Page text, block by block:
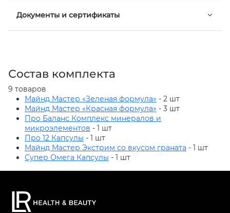
Документы и сертификаты
Состав комплекта
9 товаров
Майнд Мастер «Зеленая формула» - 2 шт
Майнд Мастер «Красная формула» - 3 шт
Про Баланс Комплекс минералов и
микроэлементов - 1 шт
Про 12 Капсулы - 1 шт
Майнд Мастер Экстрим со вкусом граната - 1 шт
Супер Омега Капсулы - 1 шт